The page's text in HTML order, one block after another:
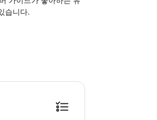
습니다.
다. - 16세 미만 어린이는 항상 유료 성인과 동반